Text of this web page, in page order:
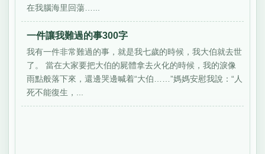
在我腦海里回蕩…...
一件讓我難過的事300字
我有一件非常難過的事，就是我七歲的時候，我大伯就去世
了。 當在大家要把大伯的屍體拿去火化的時候，我的淚像
雨點般落下來，還邊哭邊喊着“大伯……”媽媽安慰我說：“人
死不能復生，...